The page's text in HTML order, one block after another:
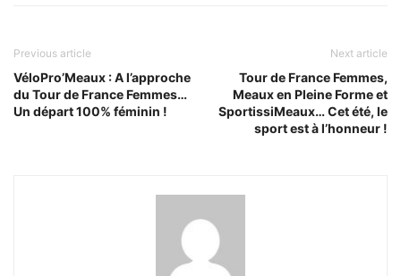
Previous article
VéloPro’Meaux : A l’approche
du Tour de France Femmes…
Un départ 100% féminin !
Next article
Tour de France Femmes,
Meaux en Pleine Forme et
SportissiMeaux… Cet été, le
sport est à l’honneur !